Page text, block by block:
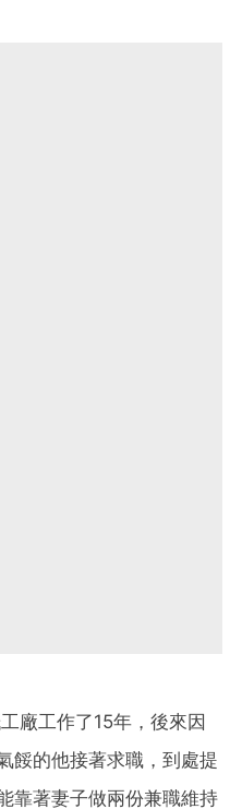
廠工作了15年，後來因
餒的他接著求職，到處提
靠著妻子做兩份兼職維持